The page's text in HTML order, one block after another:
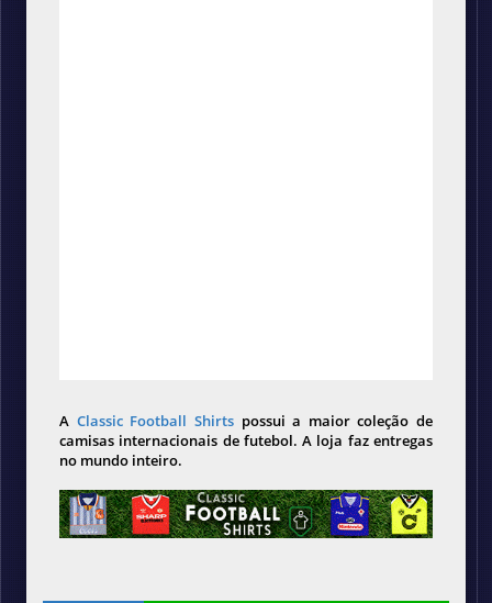
A Classic Football Shirts possui a maior coleção de
camisas internacionais de futebol. A loja faz entregas
no mundo inteiro.